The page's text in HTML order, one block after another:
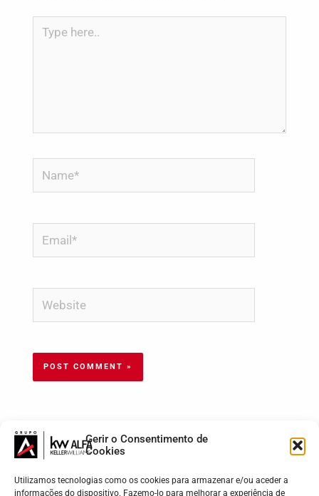
Gerir o Consentimento de
Cookies
Utilizamos tecnologias como os cookies para armazenar e/ou aceder a
informações do dispositivo. Fazemo-lo para melhorar a experiência de
Type
here..
Name*
Email*
Website